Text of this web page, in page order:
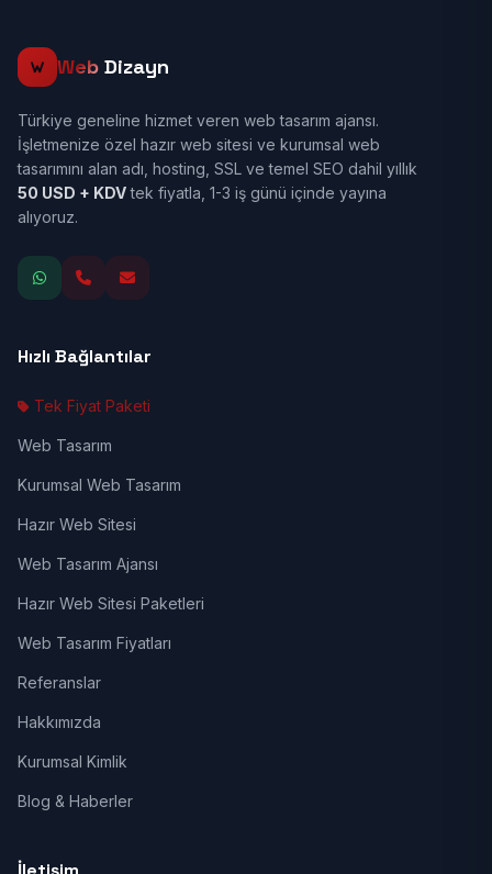
Web Dizayn
Türkiye geneline hizmet veren web tasarım ajansı.
İşletmenize özel hazır web sitesi ve kurumsal web
tasarımını alan adı, hosting, SSL ve temel SEO dahil yıllık
50 USD + KDVtek fiyatla, 1-3 iş günü içinde yayına
alıyoruz.
Hızlı Bağlantılar
Tek Fiyat Paketi
Web Tasarım
Kurumsal Web Tasarım
Hazır Web Sitesi
Web Tasarım Ajansı
Hazır Web Sitesi Paketleri
Web Tasarım Fiyatları
Referanslar
Hakkımızda
Kurumsal Kimlik
Blog & Haberler